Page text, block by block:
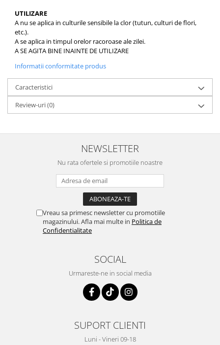
UTILIZARE
A nu se aplica in culturile sensibile la clor (tutun, culturi de flori,
etc.).
A se aplica in timpul orelor racoroase ale zilei.
A SE AGITA BINE INAINTE DE UTILIZARE
Informatii conformitate produs
Caracteristici
Review-uri(0)
NEWSLETTER
Nu rata ofertele si promotiile noastre
Vreau sa primesc newsletter cu promotiile
magazinului. Afla mai multe in Politica de
Confidentialitate
SOCIAL
Urmareste-ne in social media
SUPORT CLIENTI
Luni - Vineri 09-18